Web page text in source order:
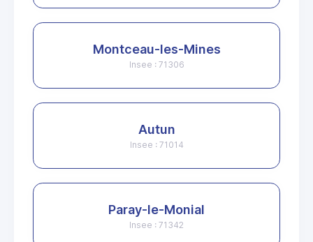
Montceau-les-Mines
Insee : 71306
Autun
Insee : 71014
Paray-le-Monial
Insee : 71342